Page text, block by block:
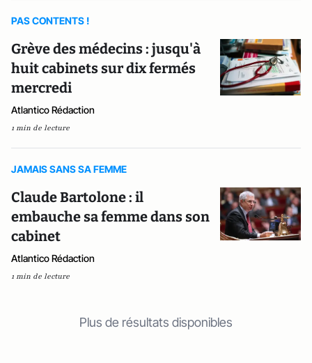
PAS CONTENTS !
Grève des médecins : jusqu'à
huit cabinets sur dix fermés
mercredi
Atlantico Rédaction
1 min de lecture
JAMAIS SANS SA FEMME
Claude Bartolone : il
embauche sa femme dans son
cabinet
Atlantico Rédaction
1 min de lecture
Plus de résultats disponibles